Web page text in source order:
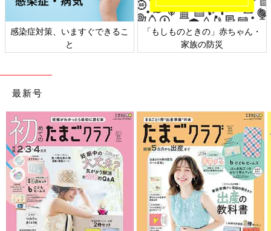
感染症対策、いますぐできるこ
と
「もしものときの」赤ちゃん・
家族の防災
最新号